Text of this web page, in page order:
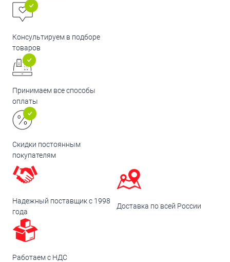
Консультируем в подборе
товаров
Принимаем все способы
оплаты
Скидки постоянным
покупателям
Надежный поставщик с 1998
года
Доставка по всей России
Работаем с НДС